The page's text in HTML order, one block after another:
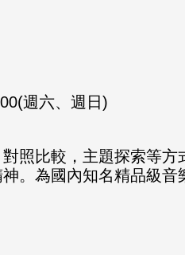
週六、週日)
照比較，主題探索等方
。為國內知名精品級音